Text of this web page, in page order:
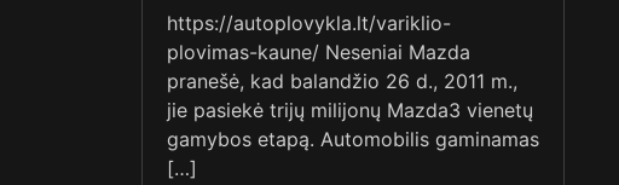
https://autoplovykla.lt/variklio-
plovimas-kaune/ Neseniai Mazda
pranešė, kad balandžio 26 d., 2011 m.,
jie pasiekė trijų milijonų Mazda3 vienetų
gamybos etapą. Automobilis gaminamas
[…]